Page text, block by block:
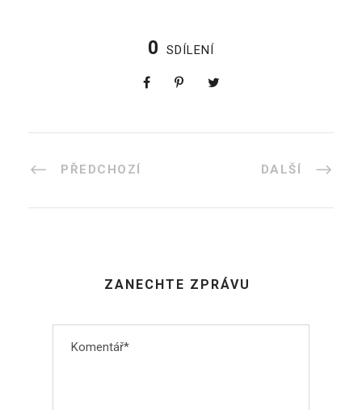
0 SDÍLENÍ
PŘEDCHOZÍ DALŠÍ
ZANECHTE ZPRÁVU